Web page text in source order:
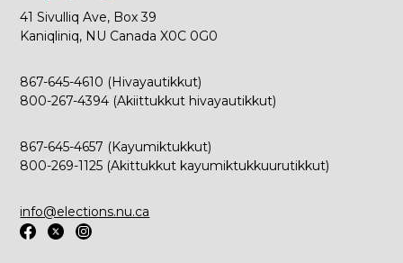
41 Sivulliq Ave, Box 39
Kaniqliniq, NU Canada X0C 0G0
867-645-4610 (Hivayautikkut)
800-267-4394 (Akiittukkut hivayautikkut)
867-645-4657 (Kayumiktukkut)
800-269-1125 (Akittukkut kayumiktukkuurutikkut)
info@elections.nu.ca